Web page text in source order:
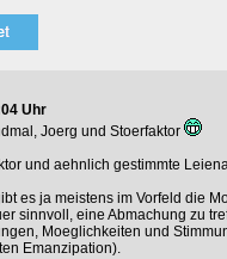
Uhr
Joerg und Stoerfaktor
und aehnlich gestimmte
es ja meistens im Vorfeld die
sinnvoll, eine Abmachung zu
Moeglichkeiten und
Emanzipation).